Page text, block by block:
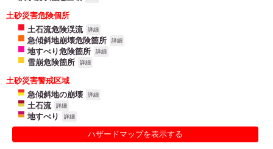
土砂災害危険個所
土石流危険渓流
詳細
急傾斜地崩壊危険箇所 詳細
地すべり危険箇所 詳細
雪崩危険箇所 詳細
土砂災害警戒区域
急傾斜地の崩壊
詳細
土石流 詳細
地すべり 詳細
ハザードマップを表示する